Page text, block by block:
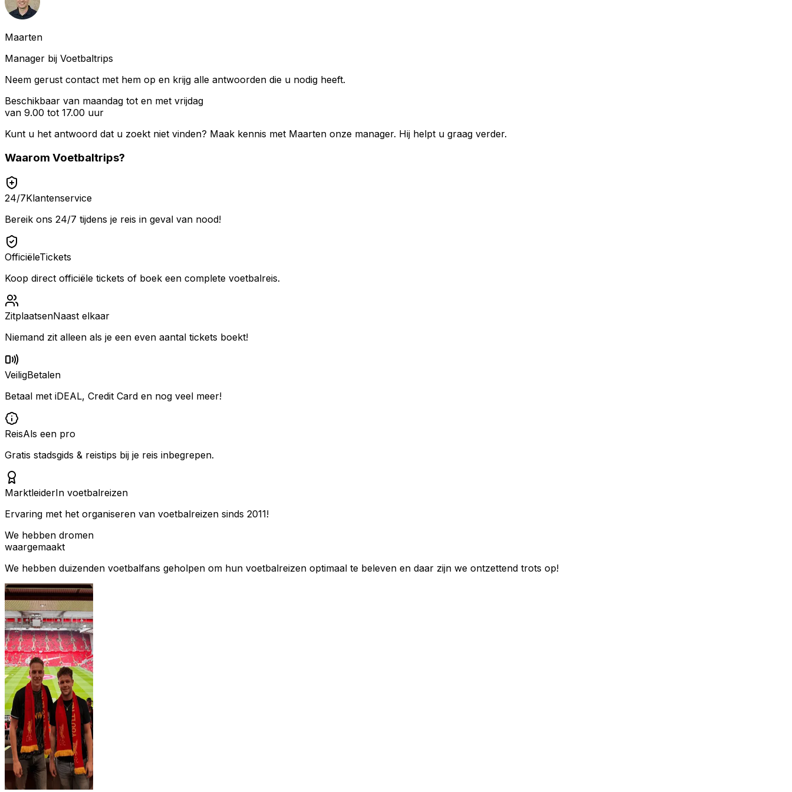
Maarten
Manager bij Voetbaltrips
Neem gerust contact met hem op en krijg alle antwoorden die u nodig heeft.
Beschikbaar van maandag tot en met vrijdag
van 9.00 tot 17.00 uur
Kunt u het antwoord dat u zoekt niet vinden? Maak kennis met Maarten onze manager. Hij helpt u graag verder.
Waarom Voetbaltrips?
24/7Klantenservice
Bereik ons 24/7 tijdens je reis in geval van nood!
OfficiëleTickets
Koop direct officiële tickets of boek een complete voetbalreis.
ZitplaatsenNaast elkaar
Niemand zit alleen als je een even aantal tickets boekt!
VeiligBetalen
Betaal met iDEAL, Credit Card en nog veel meer!
ReisAls een pro
Gratis stadsgids & reistips bij je reis inbegrepen.
MarktleiderIn voetbalreizen
Ervaring met het organiseren van voetbalreizen sinds 2011!
We hebben dromen
waargemaakt
We hebben duizenden voetbalfans geholpen om hun voetbalreizen optimaal te beleven en daar zijn we ontzettend trots op!